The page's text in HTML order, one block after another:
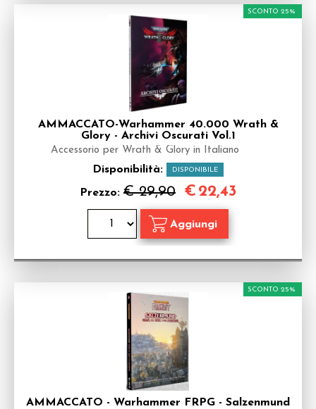
AMMACCATO-Warhammer 40.000 Wrath &
Glory - Archivi Oscurati Vol.1
Accessorio per Wrath & Glory in Italiano
Disponibilità: DISPONIBILE
Prezzo: € 29,90
SCONTO 25%
€ 22,43
AMMACCATO - Warhammer FRPG - Salzenmund
SCONTO 25%